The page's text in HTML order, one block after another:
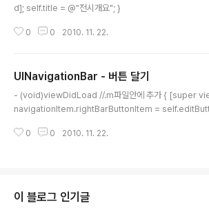
d]; self.title = @"전시개요"; }
0 0 2010. 11. 22.
UINavigationBar - 버튼 달기
- (void)viewDidLoad //.m파일안에 추가 { [super
navigationItem.rightBarButtonItem =
0 0 2010. 11. 22.
이 블로그 인기글